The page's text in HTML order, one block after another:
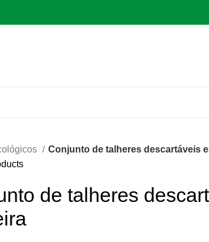
Conjunto de talheres descartáveis
de talheres